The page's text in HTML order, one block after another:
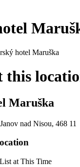
hotel Maruška
this
Maruška
nad Nisou, 468 11
at This Time